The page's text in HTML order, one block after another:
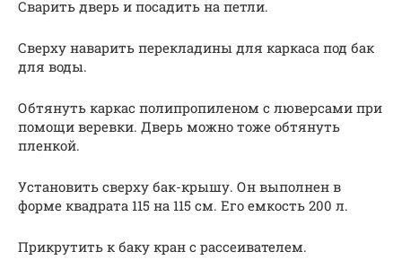
Сварить дверь и посадить на петли.
Сверху наварить перекладины для каркаса под бак
для воды.
Обтянуть каркас полипропиленом с люверсами при
помощи веревки. Дверь можно тоже обтянуть
пленкой.
Установить сверху бак-крышу. Он выполнен в
форме квадрата 115 на 115 см. Его емкость 200 л.
Прикрутить к баку кран с рассеивателем.